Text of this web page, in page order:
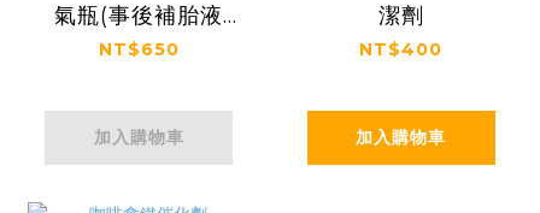
氣瓶(事後補胎液
+打氣)-125ml
NT$650
加入購物車
潔劑
NT$400
加入購物車